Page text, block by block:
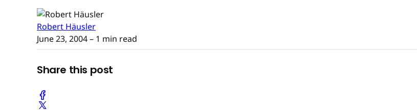
Robert Häusler
June 23, 2004– 1 min read
Share this post